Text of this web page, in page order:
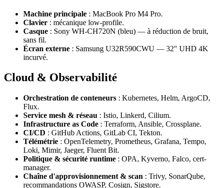
Machine principale : MacBook Pro M4 Pro.
Clavier : mécanique low-profile.
Casque : Sony WH-CH720N (bleu) — à réduction de bruit,
sans fil.
Écran externe : Samsung U32R590CWU — 32" UHD 4K
incurvé.
Cloud & Observabilité
Orchestration de conteneurs : Kubernetes, Helm, ArgoCD,
Flux.
Service mesh & réseau : Istio, Linkerd, Cilium.
Infrastructure as Code : Terraform, Ansible, Crossplane.
CI/CD : GitHub Actions, GitLab CI, Tekton.
Télémétrie : OpenTelemetry, Prometheus, Grafana, Tempo,
Loki, Mimir, Jaeger, Fluent Bit.
Politique & sécurité runtime : OPA, Kyverno, Falco, cert-
manager.
Chaîne d'approvisionnement & scan : Trivy, SonarQube,
recommandations OWASP, Cosign, Sigstore.